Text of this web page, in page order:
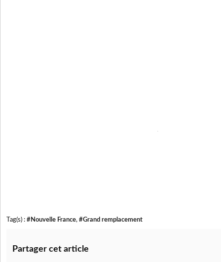
.
Tag(s) : #Nouvelle France, #Grand remplacement
Partager cet article